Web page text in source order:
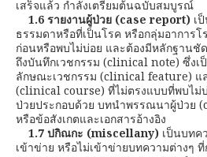
เสร็จแล้ว กำลังเตรียมต้นฉบับสมบูรณ์
1.6 รายงานผู้ป่วย (case report) เ
ธรรมดาหรือที่เป็นโรค หรือกลุ่มอาการโ
ก่อนหรือพบไม่บ่อย และต้องมีหลักฐานชั
ถึงบันทึกเวชกรรม (clinical note) ซึ่งเ
ลักษณะเวชกรรม (clinical feature) แ
(clinical course) ที่ไม่ตรงแบบที่พบไม่
ป่วยประกอบด้วย บทนำพรรณนาผู้ป่วย
หรือข้อสังเกตและเอกสารอ้างอิง
1.7 ปกิณกะ (miscellany) เป็นบทค
เข้าข่าย หรือไม่เข้าข่ายบทความต่างๆ